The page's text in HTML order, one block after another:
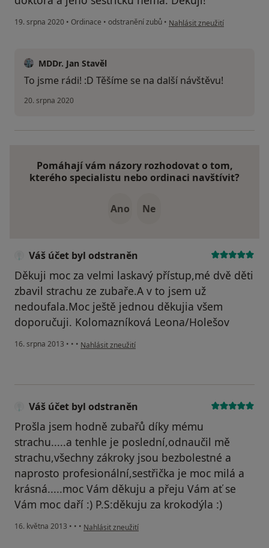
19. srpna 2020 • Ordinace • odstranění zubů • podle názoru uživatele
Nahlásit zneužití
MDDr. Jan Stavěl
To jsme rádi! :D Těšíme se na další návštěvu!
20. srpna 2020
Pomáhají vám názory rozhodovat o tom,
kterého specialistu nebo ordinaci navštívit?
Ano Ne
Váš účet byl odstraněn
Děkuji moc za velmi laskavý přístup,mé dvě děti
zbavil strachu ze zubaře.A v to jsem už
nedoufala.Moc ještě jednou děkujia všem
doporučuji. Kolomazníková Leona/Holešov
16. srpna 2013 • • • podle názoru uživatele Váš účet byl odstraněn
Nahlásit zneužití
Váš účet byl odstraněn
Prošla jsem hodně zubařů díky mému
strachu.....a tenhle je poslední,odnaučil mě
strachu,všechny zákroky jsou bezbolestné a
naprosto profesionální,sestřička je moc milá a
krásná.....moc Vám děkuju a přeju Vám ať se
Vám moc daří :) P.S:děkuju za krokodýla :)
16. května 2013 • • • podle názoru uživatele Váš účet byl odstraněn
Nahlásit zneužití